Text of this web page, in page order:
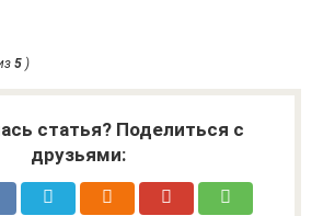
5 )
статья? Поделиться с
друзьями: